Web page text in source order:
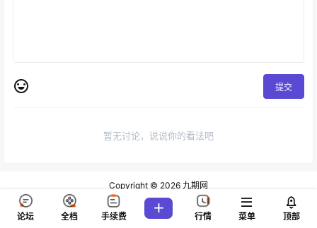
提交
暂无讨论，说说你的看法吧
Copyright © 2026 九期网
查询 80 次，耗时 0.1475 秒
论坛 全档 手续费 行情 菜单 顶部